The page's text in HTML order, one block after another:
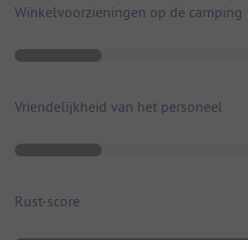
Winkelvoorzieningen op de camping
Vriendelijkheid van het personeel
Rust-score